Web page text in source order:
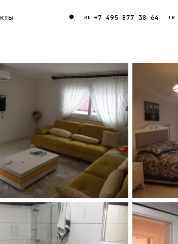
RU +7 495 877 38 64 TR
ИЩУТ
Испания Кипр